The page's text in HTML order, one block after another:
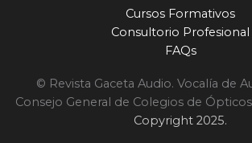
Cursos Formativos
Consultorio Profesional
FAQs
© Revista Gaceta Audio. Vocalía de
Consejo General de Colegios de
Copyright 2025.